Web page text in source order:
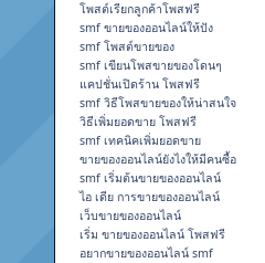
โพสต์เรียกลูกค้าโพสฟรี
smf ขายของออนไลน์ให้ปัง
smf โพสต์ขายของ
smf เขียนโพสขายของโดนๆ
แคปชั่นเปิดร้าน โพสฟรี
smf วิธีโพสขายของให้น่าสนใจ
วิธีเพิ่มยอดขาย โพสฟรี
smf เทคนิคเพิ่มยอดขาย
ขายของออนไลน์ยังไงให้มีคนซื้อ
smf เริ่มต้นขายของออนไลน์
ไอ เดีย การขายของออนไลน์
เว็บขายของออนไลน์
เริ่ม ขายของออนไลน์ โพสฟรี
อยากขายของออนไลน์ smf